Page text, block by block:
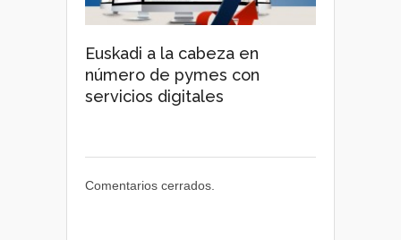
Euskadi a la cabeza en
número de pymes con
servicios digitales
Comentarios cerrados.